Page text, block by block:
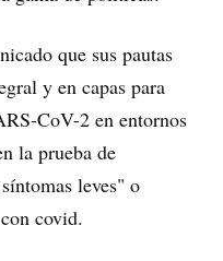
que sus pautas
y en capas para
CoV-2 en entornos
la prueba de
leves" o
covid.